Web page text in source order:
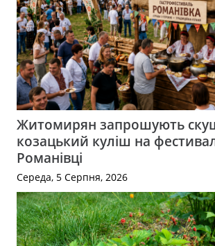
Житомирян запрошують
козацький куліш на
Романівці
Середа, 5 Серпня, 2026